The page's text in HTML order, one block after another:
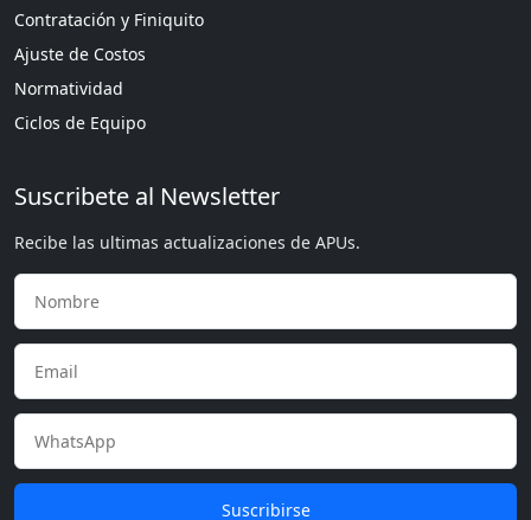
Contratación y Finiquito
Ajuste de Costos
Normatividad
Ciclos de Equipo
Suscribete al Newsletter
Recibe las ultimas actualizaciones de APUs.
Suscribirse